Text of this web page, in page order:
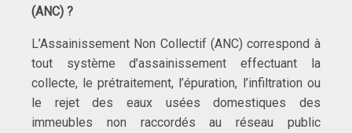
(ANC) ?
L’Assainissement Non Collectif (ANC) correspond à
tout système d’assainissement effectuant la
collecte, le prétraitement, l’épuration, l’infiltration ou
le rejet des eaux usées domestiques des
immeubles non raccordés au réseau public